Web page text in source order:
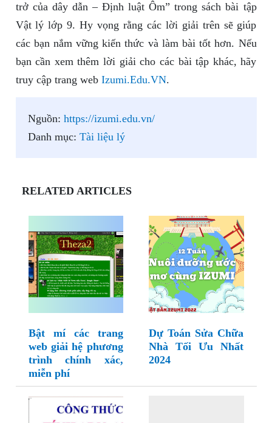
trở của dây dẫn – Định luật Ôm” trong sách bài tập
Vật lý lớp 9. Hy vọng rằng các lời giải trên sẽ giúp
các bạn nắm vững kiến thức và làm bài tốt hơn. Nếu
bạn cần xem thêm lời giải cho các bài tập khác, hãy
truy cập trang web Izumi.Edu.VN.
Nguồn: https://izumi.edu.vn/
Danh mục: Tài liệu lý
RELATED ARTICLES
Bật mí các trang
web giải hệ phương
trình chính xác,
miễn phí
Dự Toán Sửa Chữa
Nhà Tối Ưu Nhất
2024